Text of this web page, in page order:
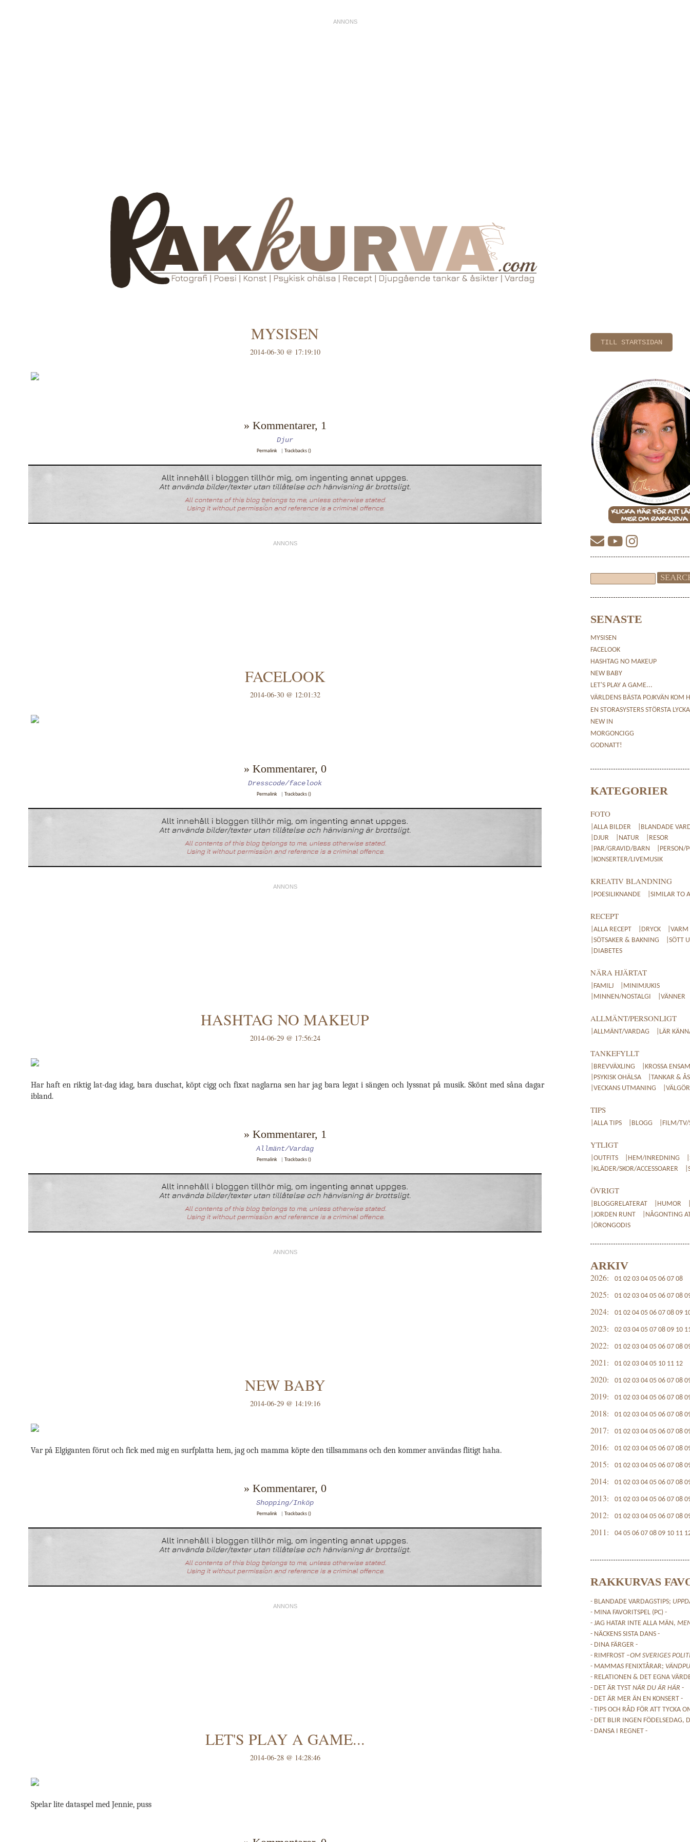
MYSISEN
2014-06-30 @ 17:19:10
» Kommentarer, 1
Djur
Permalink Trackbacks ()
FACELOOK
2014-06-30 @ 12:01:32
» Kommentarer, 0
Dresscode/facelook
Permalink Trackbacks ()
HASHTAG NO MAKEUP
2014-06-29 @ 17:56:24
Har haft en riktig lat-dag idag, bara duschat, köpt cigg och fixat naglarna sen har jag bara legat i sängen och lyssnat på musik. Skönt med såna dagar
ibland.
» Kommentarer, 1
Allmänt/Vardag
Permalink Trackbacks ()
NEW BABY
2014-06-29 @ 14:19:16
Var på Elgiganten förut och fick med mig en surfplatta hem, jag och mamma köpte den tillsammans och den kommer användas flitigt haha.
» Kommentarer, 0
Shopping/Inköp
Permalink Trackbacks ()
LET'S PLAY A GAME...
2014-06-28 @ 14:28:46
Spelar lite dataspel med Jennie, puss
TILL STARTSIDAN
SENASTE
MYSISEN
FACELOOK
HASHTAG NO MAKEUP
NEW BABY
LET'S PLAY A GAME...
VÄRLDENS BÄSTA POJKVÄN
EN STORASYSTERS STÖRSTA
NEW IN
MORGONCIGG
GODNATT!
KATEGORIER
FOTO
|ALLA BILDER
|BLANDADE
|DJUR
|NATUR
|RESOR
|PAR/GRAVID/BARN
|PERSON/
|KONSERTER/LIVEMUSIK
KREATIV BLANDNING
|POESILIKNANDE |SIMILAR TO
RECEPT
|ALLA RECEPT |DRYCK
|SÖTSAKER & BAKNING
|SÖTT
|DIABETES
NÄRA HJÄRTAT
|FAMILJ
|MINIMJUKIS
|MINNEN/NOSTALGI
|VÄNNER
ALLMÄNT/PERSONLIGT
|ALLMÄNT/VARDAG |LÄR
TANKEFYLLT
|BREVVÄXLING
|KROSSA
|PSYKISK OHÄLSA
|TANKAR &
|VECKANS UTMANING
TIPS
|ALLA TIPS |BLOGG |FILM/TV/
YTLIGT
|OUTFITS |HEM/INREDNING
|KLÄDER/SKOR/ACCESSOARER
ÖVRIGT
|BLOGGRELATERAT |HUMOR
|JORDEN RUNT
|NÅGONTING
|ÖRONGODIS
ARKIV
2026: 01 02 03 04 05 06 07 08
2025: 01 02 03 04 05 06 07 08
2024: 01 02 04 05 06 07 08 09
2023: 02 03 04 05 07 08 09 10
2022: 01 02 03 04 05 06 07 08
2021: 01 02 03 04 05 10 11 12
2020: 01 02 03 04 05 06 07 08
2019: 01 02 03 04 05 06 07 08
2018: 01 02 03 04 05 06 07 08
2017: 01 02 03 04 05 06 07 08
2016: 01 02 03 04 05 06 07 08
2015: 01 02 03 04 05 06 07 08
2014: 01 02 03 04 05 06 07 08
2013: 01 02 03 04 05 06 07 08
2012: 01 02 03 04 05 06 07 08
2011: 04 05 06 07 08 09 10 11
RAKKURVAS
- BLANDADE VARDAGSTIPS;
- MINA FAVORITSPEL (PC) -
- JAG HATAR INTE ALLA MÄN,
- NÄCKENS SISTA DANS -
- DINA FÄRGER -
- RIMFROST –OM SVERIGES
- MAMMAS FENIXTÅRAR;
- RELATIONEN & DET EGNA
- DET ÄR TYST NÄR DU ÄR HÄR -
- DET ÄR MER ÄN EN KONSERT -
- TIPS OCH RÅD FÖR ATT TYCKA
- DET BLIR INGEN FÖDELSEDAG,
- DANSA I REGNET -